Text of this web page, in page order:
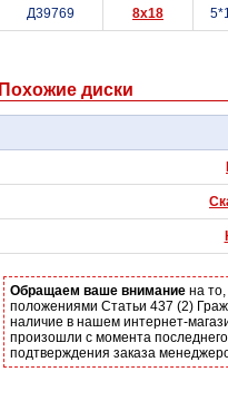
Д39769 8x18
Похожие диски
Обращаем ваше внимание на
положениями Статьи 437 (2)
наличие в нашем интернет-
произошли с момента
подтверждения заказа